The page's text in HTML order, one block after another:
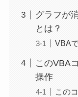
グラフが
とは？
VBA
このVBA
操作
この